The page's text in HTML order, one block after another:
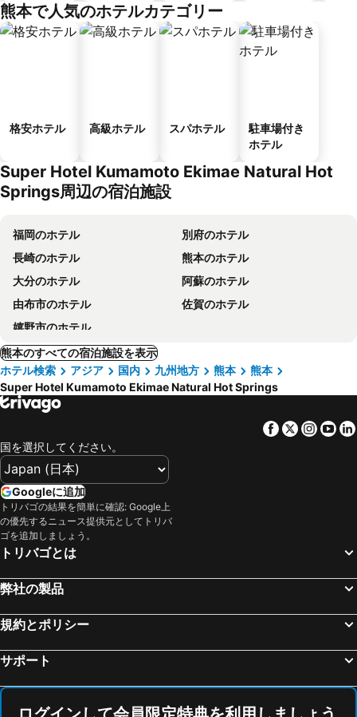
ス
熊本で人気のホテルカテゴリー
格安ホテル 高級ホテル スパホテル
駐車場付き
ホテル
Super Hotel Kumamoto Ekimae Natural Hot
Springs周辺の宿泊施設
福岡のホテル
別府のホテル
長崎のホテル
熊本のホテル
大分のホテル
阿蘇のホテル
由布市のホテル
佐賀のホテル
嬉野市のホテル
熊本のすべての宿泊施設を表示
ホテル検索
アジア 国内 九州地方 熊本
熊本
Super Hotel Kumamoto Ekimae Natural Hot Springs
Facebook
Twitter
国を選択してください。
Googleに追加
トリバゴの結果を簡単に確認: Google上
の優先するニュース提供元としてトリバ
ゴを追加しましょう。
トリバゴとは
弊社の製品
規約とポリシー
サポート